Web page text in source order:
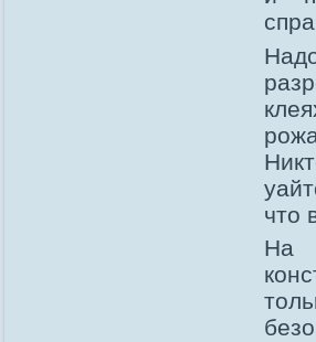
что
На